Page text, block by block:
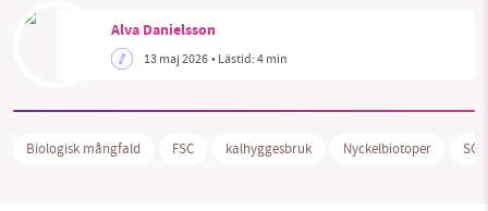
OMRÅDEN
OM OSS
Alva Danielsson
13 maj 2026• Lästid:4 min
Biologisk mångfald FSC kalhyggesbruk Nyckelbiotoper SCA
SMB kämpar för en hållbar framtid. Sedan
starten 2010 har vår ideella redaktion drivit
miljödebatten framåt genom
vill hjälpa oss.